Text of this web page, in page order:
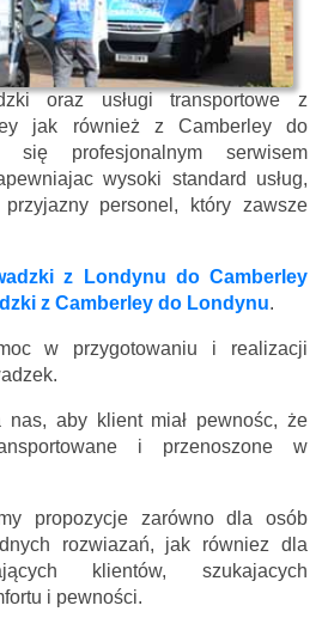
oraz usługi transportowe z
jak również z Camberley do
się profesjonalnym serwisem
wysoki standard usług,
personel, który zawsze
z Londynu do Camberley
z Camberley do Londynu.
w przygotowaniu i realizacji
aby klient miał pewnośc, że
i przenoszone w
propozycje zarówno dla osób
rozwiazań, jak równiez dla
klientów, szukajacych
i pewności.